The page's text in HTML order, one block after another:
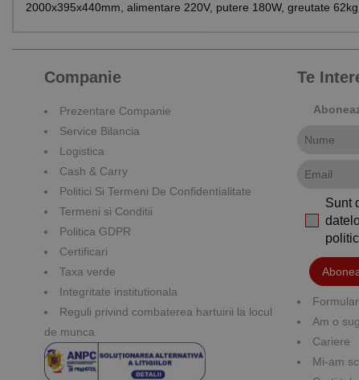
2000x395x440mm, alimentare 220V, putere 180W, greutate 62kg
Companie
Prezentare Companie
Service Bilancia
Logistica
Cash & Carry
Politici Si Termeni De Confidentialitate
Termeni si Conditii
Politica GDPR
Certificari
Taxa verde
Integritate institutionala
Reguli privind combaterea hartuirii la locul
de munca
Te
Sunt
Am o
Cariere
Mi-am